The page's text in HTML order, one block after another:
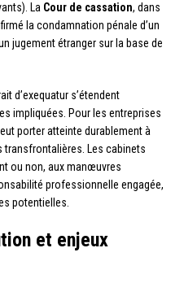
La Cour de cassation, dans
la condamnation pénale d’un
jugement étranger sur la base de
d’exequatur s’étendent
impliquées. Pour les entreprises
porter atteinte durablement à
transfrontalières. Les cabinets
ou non, aux manœuvres
professionnelle engagée,
potentielles.
et enjeux